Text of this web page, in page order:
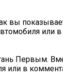
вы
или
Первым.
в